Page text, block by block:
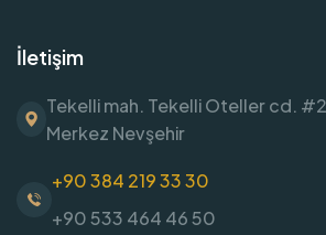
İletişim
Tekelli mah. Tekelli Oteller cd.
Merkez Nevşehir
+90 384 219 33 30
+90 533 464 46 50